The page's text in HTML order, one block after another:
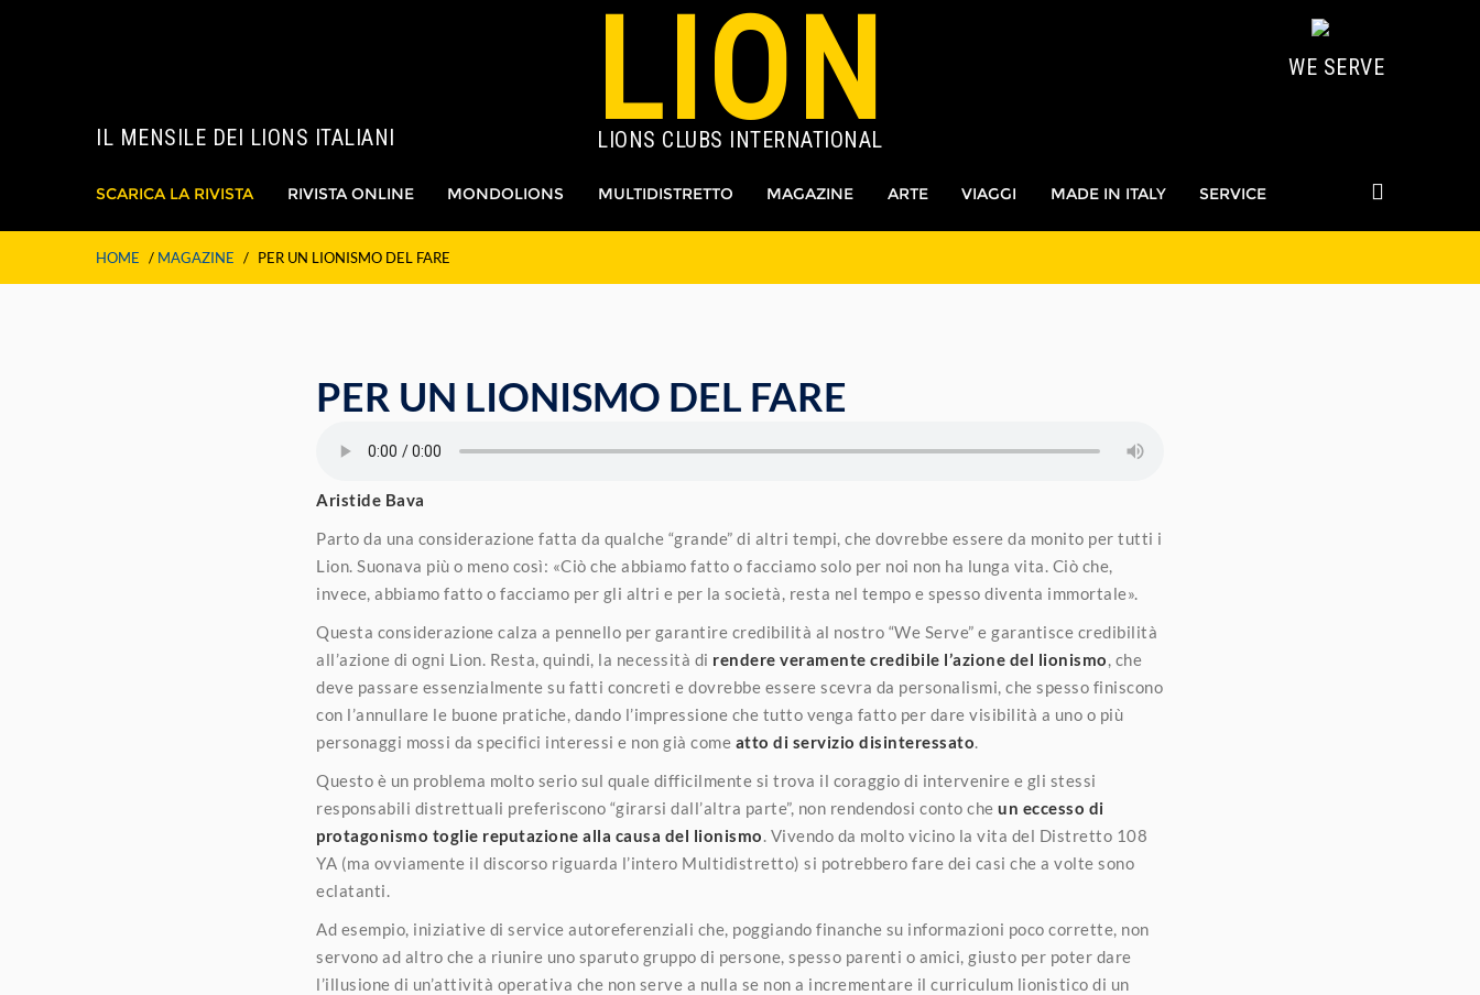
IL MENSILE DEI LIONS ITALIANI LION
LIONS CLUBS INTERNATIONAL
WE SERVE
SCARICA LA RIVISTA RIVISTA ONLINE MONDOLIONS MULTIDISTRETTO MAGAZINE ARTE VIAGGI MADE IN ITALY SERVICE
HOME / MAGAZINE / PER UN LIONISMO DEL FARE
PER UN LIONISMO DEL FARE
Aristide Bava
Parto da una considerazione fatta da qualche “grande” di altri tempi, che dovrebbe essere da monito per tutti i
Lion. Suonava più o meno così: «Ciò che abbiamo fatto o facciamo solo per noi non ha lunga vita. Ciò che,
invece, abbiamo fatto o facciamo per gli altri e per la società, resta nel tempo e spesso diventa immortale».
Questa considerazione calza a pennello per garantire credibilità al nostro “We Serve” e garantisce credibilità
all’azione di ogni Lion. Resta, quindi, la necessità di rendere veramente credibile l’azione del lionismo, che
deve passare essenzialmente su fatti concreti e dovrebbe essere scevra da personalismi, che spesso finiscono
con l’annullare le buone pratiche, dando l’impressione che tutto venga fatto per dare visibilità a uno o più
personaggi mossi da specifici interessi e non già come atto di servizio disinteressato.
Questo è un problema molto serio sul quale difficilmente si trova il coraggio di intervenire e gli stessi
responsabili distrettuali preferiscono “girarsi dall’altra parte”, non rendendosi conto che un eccesso di
protagonismo toglie reputazione alla causa del lionismo. Vivendo da molto vicino la vita del Distretto 108
YA (ma ovviamente il discorso riguarda l’intero Multidistretto) si potrebbero fare dei casi che a volte sono
eclatanti.
Ad esempio, iniziative di service autoreferenziali che, poggiando finanche su informazioni poco corrette, non
servono ad altro che a riunire uno sparuto gruppo di persone, spesso parenti o amici, giusto per poter dare
l’illusione di un’attività operativa che non serve a nulla se non a incrementare il curriculum lionistico di un